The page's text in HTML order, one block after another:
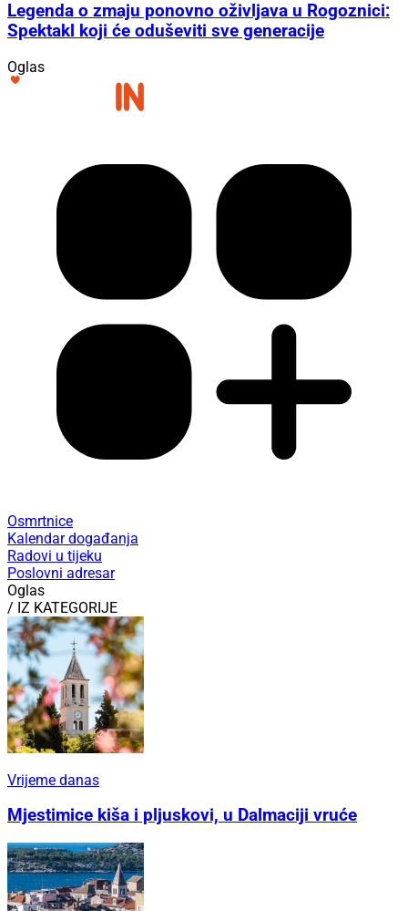
Legenda o zmaju ponovno oživljava u Rogoznici:
Spektakl koji će oduševiti sve generacije
Oglas
Osmrtnice
Kalendar događanja
Radovi u tijeku
Poslovni adresar
Oglas
/ IZ KATEGORIJE
Vrijeme danas
Mjestimice kiša i pljuskovi, u Dalmaciji vruće